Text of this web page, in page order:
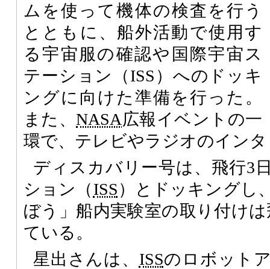
ムを使って機体の検査を行う
とともに、船外活動で使用す
る宇宙服の確認や国際宇宙ス
テーション（ISS）へのドッキ
ングに向けた準備を行った。
また、NASA広報イベントの一
環で、テレビやラジオのイン
ディスカバリー号は、飛行3
ション（ISS）とドッキングし
ぼう」船内実験室の取り付け
ている。
星出さんは、 ISSのロボット